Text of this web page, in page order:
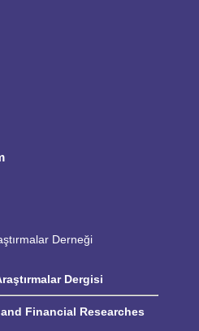
Derneği
Dergisi
Financial Researches